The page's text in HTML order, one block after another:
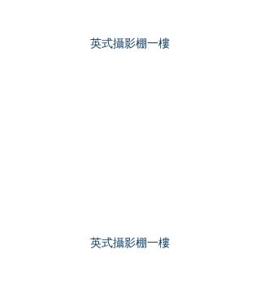
英式攝影棚一樓
英式攝影棚一樓